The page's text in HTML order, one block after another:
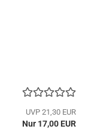
UVP 21,30 EUR
Nur 17,00 EUR